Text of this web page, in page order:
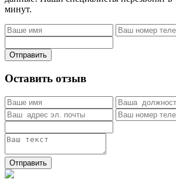
минут.
Отправить
Оставить отзыв
Отправить